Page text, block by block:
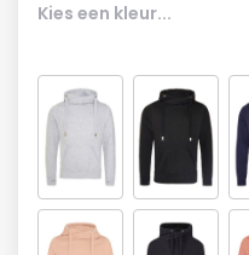
Kies een kleur...